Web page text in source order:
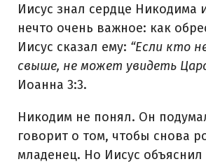
Иисус знал сердце Никодима
нечто очень важное: как
Иисус сказал ему: “Если кто
свыше, не может увидеть
Иоанна 3:3.
Никодим не понял. Он
говорит о том, чтобы снова
младенец. Но Иисус объяснил